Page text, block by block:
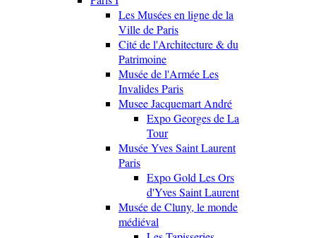
Les Musées en ligne de la
Ville de Paris
Cité de l'Architecture & du
Patrimoine
Musée de l'Armée Les
Invalides Paris
Musee Jacquemart André
Expo Georges de La
Tour
Musée Yves Saint Laurent
Paris
Expo Gold Les Ors
d'Yves Saint Laurent
Musée de Cluny, le monde
médiéval